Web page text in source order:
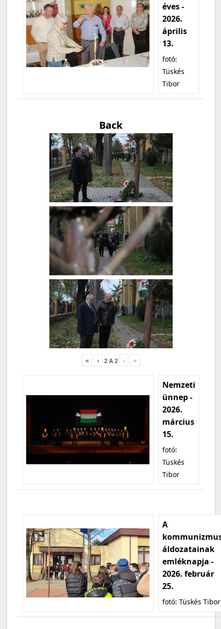
éves -
2026.
április
13.
fotó:
Tüskés
Tibor
Back
« ‹ 2A2 › »
Nemzeti
ünnep -
2026.
március
15.
fotó:
Tüskés
Tibor
A
áldozatainak
emléknapja -
2026. február
25.
fotó: Tüskés Tibor